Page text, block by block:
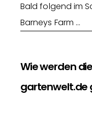
Bald folgend im
Barneys Farm …
Wie werden
gartenwelt.de